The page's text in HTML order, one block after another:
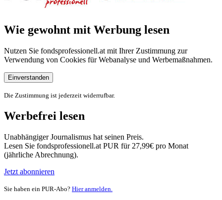
Wie gewohnt mit Werbung lesen
Nutzen Sie fondsprofessionell.at mit Ihrer Zustimmung zur
Verwendung von Cookies für Webanalyse und Werbemaßnahmen.
Einverstanden
Die Zustimmung ist jederzeit widerrufbar.
Werbefrei lesen
Unabhängiger Journalismus hat seinen Preis.
Lesen Sie fondsprofessionell.at PUR für 27,99€ pro Monat
(jährliche Abrechnung).
Jetzt abonnieren
Sie haben ein PUR-Abo? Hier anmelden.